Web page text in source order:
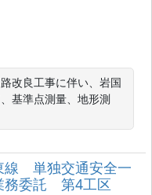
改良工事に伴い、岩国
基準点測量、地形測
線 単独交通安全一
務委託 第4工区